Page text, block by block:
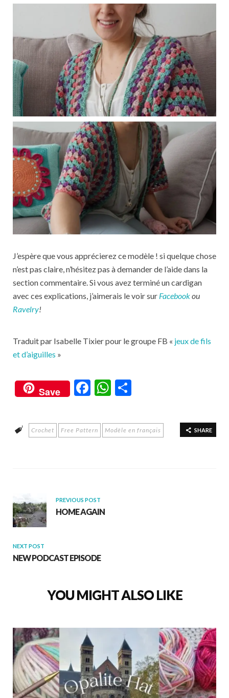
J’espère que vous apprécierez ce modèle ! si quelque chose
n’est pas claire, n’hésitez pas à demander de l’aide dans la
section commentaire. Si vous avez terminé un cardigan
avec ces explications, j’aimerais le voir sur Facebookou
Ravelry!
Traduit par Isabelle Tixier pour le groupe FB « jeux de fils
et d’aiguilles »
Save
F
e
b
W
at
s
ar
e
SHARE
Crochet Free Pattern Modèle en français
PREVIOUS POST
HOME AGAIN
NEXT POST
NEW PODCAST EPISODE
YOU MIGHT ALSO LIKE